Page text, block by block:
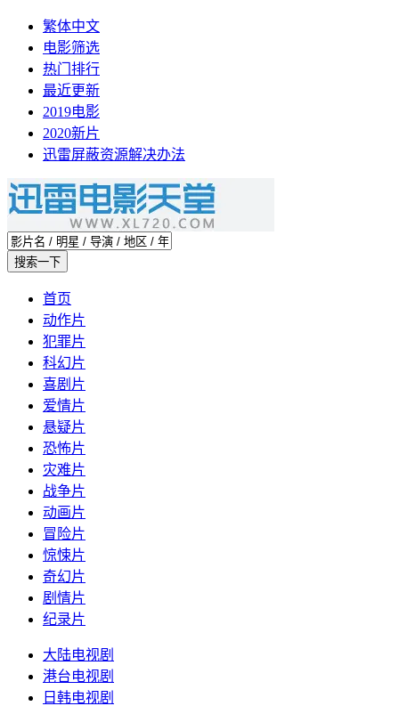
繁体中文
电影筛选
热门排行
最近更新
2019电影
2020新片
迅雷屏蔽资源解决办法
首页
动作片
犯罪片
科幻片
喜剧片
爱情片
悬疑片
恐怖片
灾难片
战争片
动画片
冒险片
惊悚片
奇幻片
剧情片
纪录片
大陆电视剧
港台电视剧
日韩电视剧